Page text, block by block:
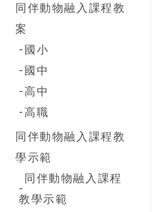
同伴動物融入課程教
案
國小
國中
高中
高職
同伴動物融入課程教
學示範
同伴動物融入課程
教學示範